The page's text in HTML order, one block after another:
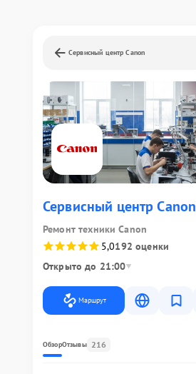
Сервисный центр Canon
Сервисный центр Canon
Ремонт техники Canon
5,0192 оценки
Открыто до 21:00
Маршрут
ОбзорОтзывы 216